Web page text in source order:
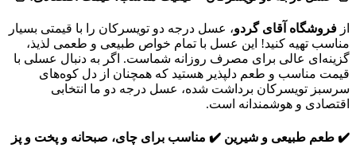
از فروشگاه آقای گردو، عسل درجه دو تویسرکان را با قیمتی بسیار
مناسب تهیه کنید! این عسل با تمام خواص طبیعی و طعمی لذیذ،
گزینه‌ای عالی برای مصرف روزانه شماست. اگر به دنبال عسلی با
قیمت مناسب و طعم دلپذیر هستید که همچنان از دل کوه‌های
سرسبز تویسرکان برداشت شده، عسل درجه دو ما انتخابی
اقتصادی و هوشمندانه است.
✔️ طعم طبیعی و شیرین ✔️ مناسب برای چای، صبحانه و پخت و پز